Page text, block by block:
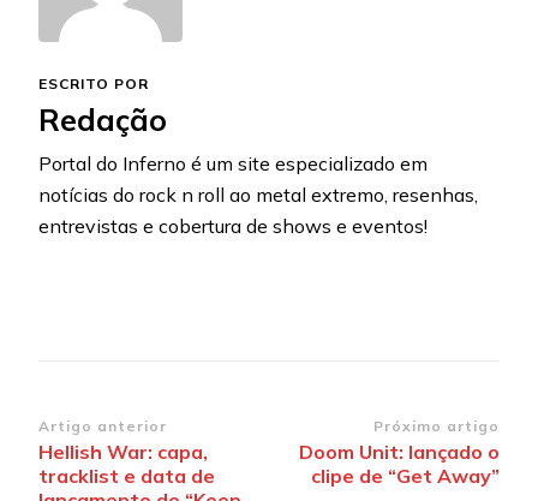
ESCRITO POR
Redação
Portal do Inferno é um site especializado em
notícias do rock n roll ao metal extremo, resenhas,
entrevistas e cobertura de shows e eventos!
Navegação
de
Artigo anterior
Hellish War: capa,
tracklist e data de
Próximo artigo
Doom Unit: lançado o
clipe de “Get Away”